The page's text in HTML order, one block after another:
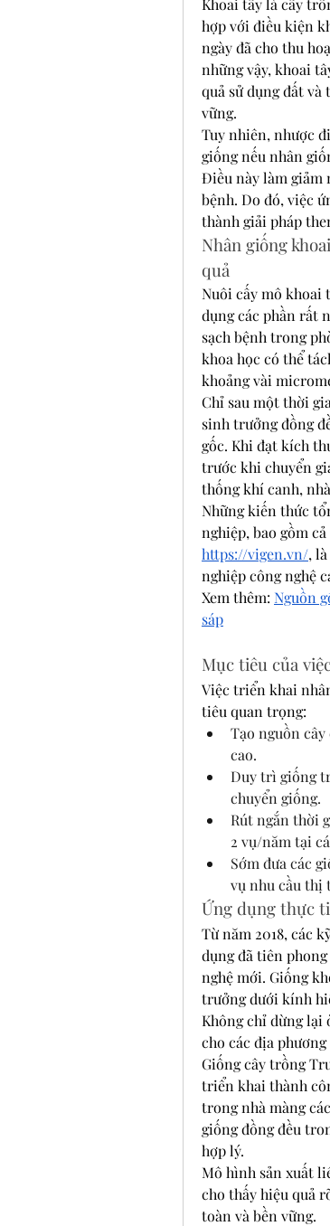
hợp với điều kiện
ngày đã cho thu
những vậy, khoai
quả sử dụng đất
vững.
Tuy nhiên, nhược
giống nếu nhân
Điều này làm giảm
bệnh. Do đó, việc
thành giải pháp
Nhân giống
quả
Nuôi cấy mô khoai
dụng các phần rất
sạch bệnh trong
khoa học có thể
khoảng vài
Chỉ sau một thời
sinh trưởng đồng
gốc. Khi đạt kích
trước khi chuyển
thống khí canh,
Những kiến thức
https://vigen.vn/,
nghiệp công nghệ
Xem thêm: Nguồn
sáp
Mục tiêu của
Việc triển khai
tiêu quan trọng:
Tạo nguồn
cao.
Duy trì giống
chuyển giống.
Rút ngắn thời
2 vụ/năm tại
Sớm đưa các
vụ nhu cầu thị
Ứng dụng thực
Từ năm 2018, các
dụng đã tiên
nghệ mới. Giống
trưởng dưới kính
Không chỉ dừng lại
cho các địa
Giống cây trồng
triển khai thành
trong nhà màng
giống đồng đều
hợp lý.
Mô hình sản xuất
cho thấy hiệu quả
toàn và bền vững.